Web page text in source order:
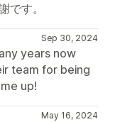
です。
Sep 30, 2024
years now
team for being
up!
May 16, 2024